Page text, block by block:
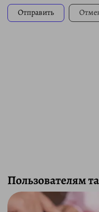
Отправить
Пользователям